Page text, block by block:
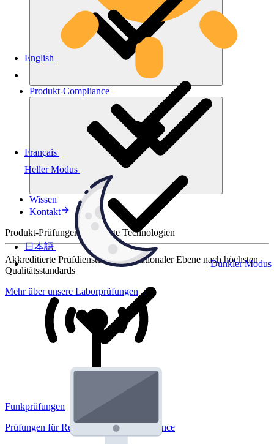
Heller Modus
Dunkler Modus
English
Français
日本語
Produkt-Compliance
Wissen
Kontakt
Produkt-Prüfungen für smarte Technologien
Akkreditierte Prüfdienste auf internationaler Ebene nach höchsten
Qualitätsstandards
Mehr über unsere Laborprüfungen
Funkprüfungen
Prüfungen für Regulatorik und Performance